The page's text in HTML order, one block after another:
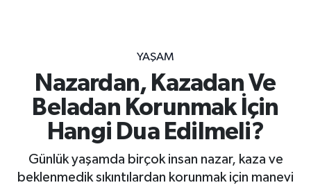
YAŞAM
Nazardan, Kazadan Ve
Beladan Korunmak İçin
Hangi Dua Edilmeli?
Günlük yaşamda birçok insan nazar, kaza ve
beklenmedik sıkıntılardan korunmak için manevi